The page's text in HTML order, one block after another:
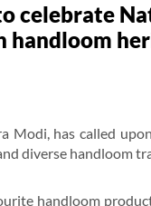
celebrate
handloom
Modi, has called
diverse handloom
handloom